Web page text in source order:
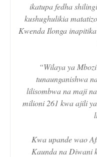
ikatupa fedha
kushughulikia
Kwenda Ilonga
“Wilaya ya
tunaunganishwa
lilisombwa na maji
milioni 261 kwa ajili
Kwa upande wao
Kaunda na Diwani